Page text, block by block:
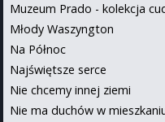
Muzeum Prado - kolekcja
Młody Waszyngton
Na Północ
Najświętsze serce
Nie chcemy innej ziemi
Nie ma duchów w